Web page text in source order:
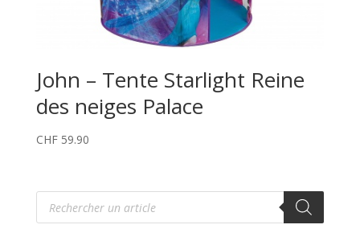
John – Tente Starlight Reine
des neiges Palace
CHF59.90
Recherche
produits